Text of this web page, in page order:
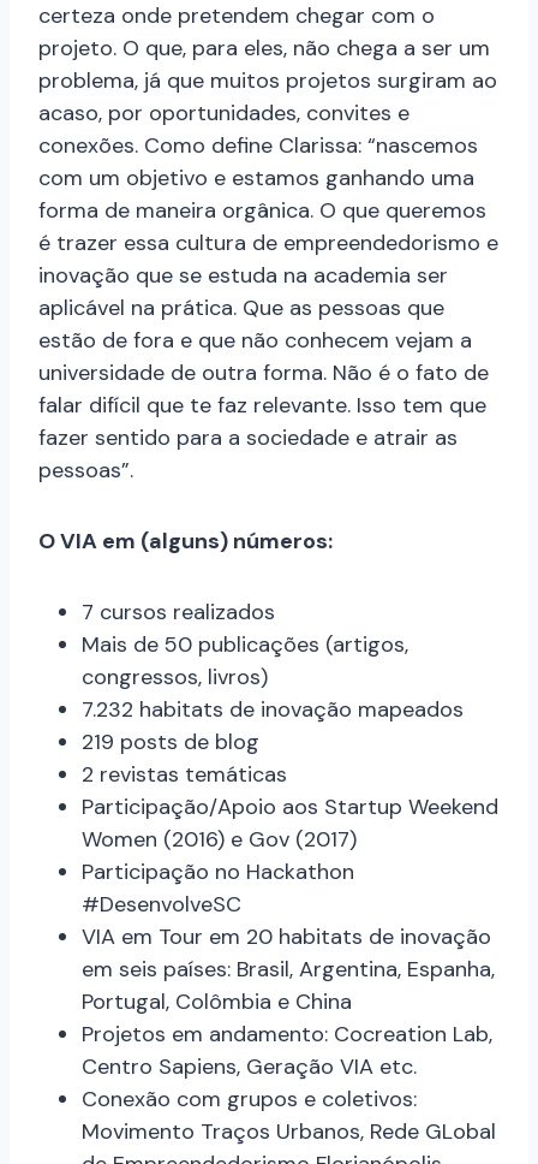
certeza onde pretendem chegar com o
projeto. O que, para eles, não chega a ser um
problema, já que muitos projetos surgiram ao
acaso, por oportunidades, convites e
conexões. Como define Clarissa: “nascemos
com um objetivo e estamos ganhando uma
forma de maneira orgânica. O que queremos
é trazer essa cultura de empreendedorismo e
inovação que se estuda na academia ser
aplicável na prática. Que as pessoas que
estão de fora e que não conhecem vejam a
universidade de outra forma. Não é o fato de
falar difícil que te faz relevante. Isso tem que
fazer sentido para a sociedade e atrair as
pessoas”.
O VIA em (alguns) números:
7 cursos realizados
Mais de 50 publicações (artigos,
congressos, livros)
7.232 habitats de inovação mapeados
219 posts de blog
2 revistas temáticas
Participação/Apoio aos Startup Weekend
Women (2016) e Gov (2017)
Participação no Hackathon
#DesenvolveSC
VIA em Tour em 20 habitats de inovação
em seis países: Brasil, Argentina, Espanha,
Portugal, Colômbia e China
Projetos em andamento: Cocreation Lab,
Centro Sapiens, Geração VIA etc.
Conexão com grupos e coletivos:
Movimento Traços Urbanos, Rede GLobal